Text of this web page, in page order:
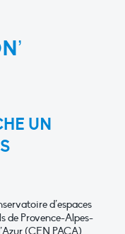
UN
d’espaces
de Provence-Alpes-
(CEN PACA)